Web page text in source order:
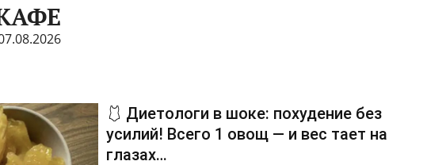
🩱 Диетологи в шоке: похудение без
усилий! Всего 1 овощ — и вес тает на
глазах…